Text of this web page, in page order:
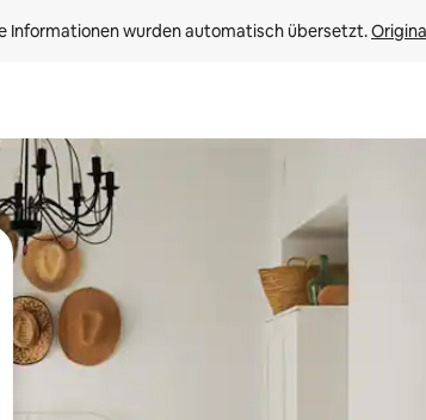
Informationen wurden automatisch übersetzt.